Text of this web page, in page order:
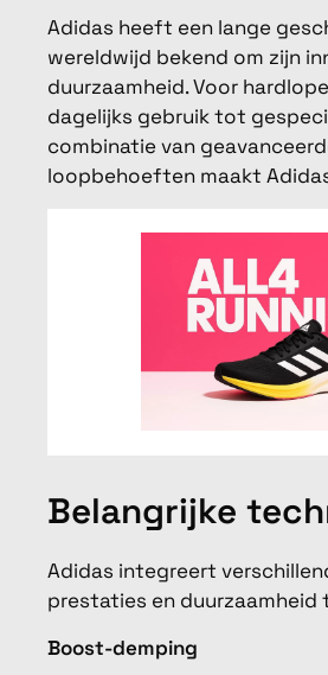
Adidas heeft een lange
wereldwijd bekend om zijn
duurzaamheid. Voor
dagelijks gebruik tot
combinatie van
loopbehoeften maakt
Belangrijke
Adidas integreert
prestaties en duurzaamheid
Boost-demping